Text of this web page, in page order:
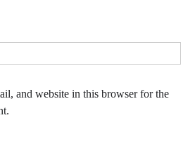
and website in this browser for the